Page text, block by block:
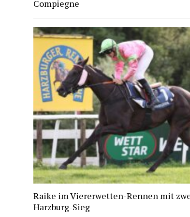
Compiegne
Raike im Viererwetten-Rennen mit
Harzburg-Sieg